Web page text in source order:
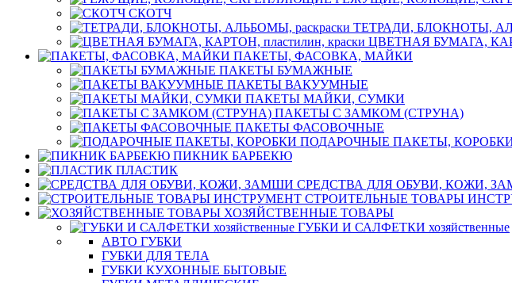
СКОТЧ
ТЕТРАДИ, БЛОКНОТЫ,
ЦВЕТНАЯ БУМАГА,
ПАКЕТЫ, ФАСОВКА, МАЙКИ
ПАКЕТЫ БУМАЖНЫЕ
ПАКЕТЫ ВАКУУМНЫЕ
ПАКЕТЫ МАЙКИ, СУМКИ
ПАКЕТЫ С ЗАМКОМ (СТРУНА)
ПАКЕТЫ ФАСОВОЧНЫЕ
ПОДАРОЧНЫЕ ПАКЕТЫ,
ПИКНИК БАРБЕКЮ
ПЛАСТИК
СРЕДСТВА ДЛЯ ОБУВИ, КОЖИ,
СТРОИТЕЛЬНЫЕ ТОВАРЫ
ХОЗЯЙСТВЕННЫЕ ТОВАРЫ
ГУБКИ И САЛФЕТКИ хозяйственные
АВТО ГУБКИ
ГУБКИ ДЛЯ ТЕЛА
ГУБКИ КУХОННЫЕ БЫТОВЫЕ